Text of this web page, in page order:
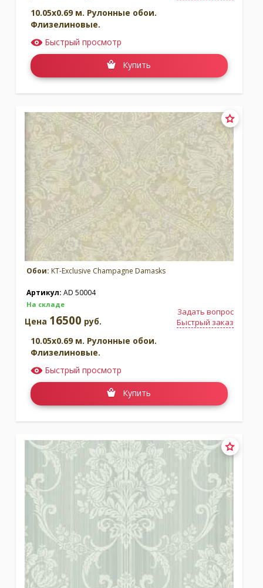
10.05x0.69 м. Рулонные обои.
Флизелиновые.
Быстрый просмотр
Купить
Обои: KT-Exclusive Champagne Damasks
Артикул: AD 50004
На складе
Задать вопрос
Быстрый заказ
Цена 16500 руб.
10.05x0.69 м. Рулонные обои.
Флизелиновые.
Быстрый просмотр
Купить